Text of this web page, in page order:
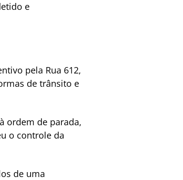
e
pela Rua 612,
de trânsito e
ordem de parada,
o controle da
de uma